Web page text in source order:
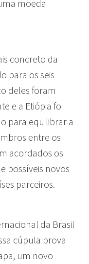
moeda
concreto da
para os seis
deles foram
e a Etiópia foi
para equilibrar a
entre os
acordados os
possíveis novos
parceiros.
da Brasil
cúpula prova
um novo